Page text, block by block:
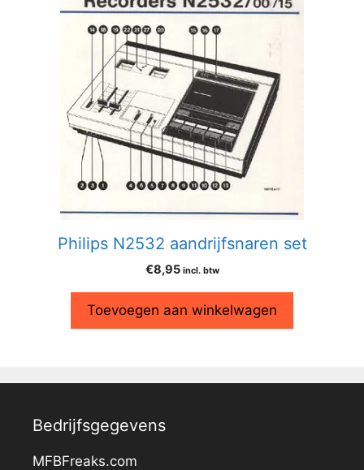
Philips N2532 aandrijfsnaren set
€8,95 incl. btw
Toevoegen aan winkelwagen
Bedrijfsgegevens
MFBFreaks.com